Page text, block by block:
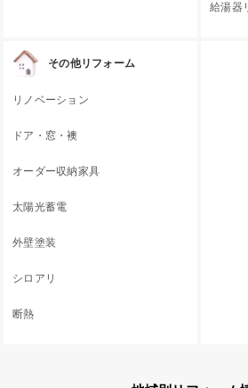
給湯器
その他リフォーム
リノベーション
ドア・窓・襖
オーダー収納家具
太陽光蓄電
外壁塗装
シロアリ
断熱